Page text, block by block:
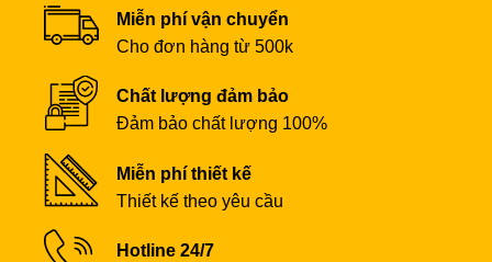
Miễn phí vận chuyển
Cho đơn hàng từ 500k
Chất lượng đảm bảo
Đảm bảo chất lượng 100%
Miễn phí thiết kế
Thiết kế theo yêu cầu
Hotline 24/7